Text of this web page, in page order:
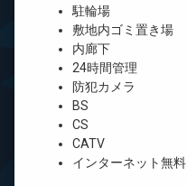
駐輪場
敷地内ゴミ置き場
内廊下
24時間管理
防犯カメラ
BS
CS
CATV
インターネット無料